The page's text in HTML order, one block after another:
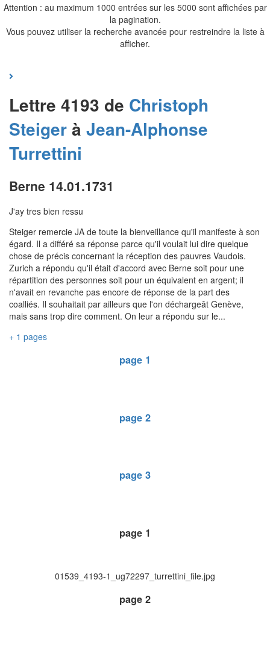
Attention : au maximum 1000 entrées sur les 5000 sont affichées par
la pagination.
Vous pouvez utiliser la recherche avancée pour restreindre la liste à
afficher.
Lettre 4193 de Christoph
Steigerà Jean-Alphonse
Turrettini
Berne 14.01.1731
J'ay tres bien ressu
Steiger remercie JA de toute la bienveillance qu'il manifeste à son
égard. Il a différé sa réponse parce qu'il voulait lui dire quelque
chose de précis concernant la réception des pauvres Vaudois.
Zurich a répondu qu'il était d'accord avec Berne soit pour une
répartition des personnes soit pour un équivalent en argent; il
n'avait en revanche pas encore de réponse de la part des
coalliés. Il souhaitait par ailleurs que l'on déchargeât Genève,
mais sans trop dire comment. On leur a répondu sur le...
+ 1 pages
page 1
page 2
page 3
page 1
01539_4193-1_ug72297_turrettini_file.jpg
page 2